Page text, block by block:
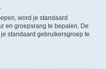
word je standaard
en groepsrang te bepalen. De
standaard gebruikersgroep te